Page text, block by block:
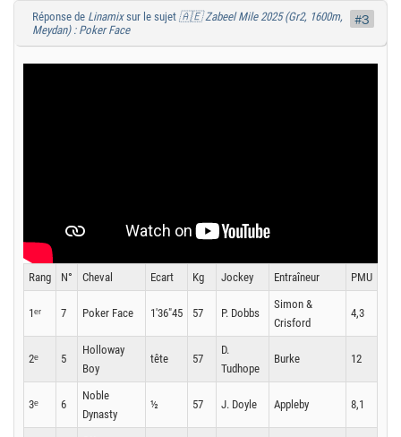
Réponse de Linamixsur le sujet 🇦🇪 Zabeel Mile 2025 (Gr2, 1600m,
Meydan) : Poker Face
Rang N° Cheval Ecart Kg Jockey Entraîneur PMU
1ᵉʳ 7 Poker Face 1'36"45 57 P. Dobbs
Simon &
Crisford
4,3
2ᵉ 5
Holloway
Boy
tête 57
D.
Tudhope
Burke 12
3ᵉ 6
Noble
Dynasty
½ 57 J. Doyle Appleby 8,1
#3